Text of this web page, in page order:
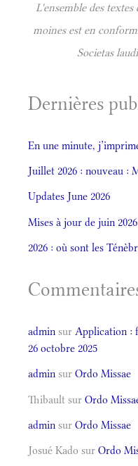
L'ensemble des
moines est en
Societas
Dernières
En une minute,
Juillet 2026 : nouveau :
Updates June 2026
Mises à jour de juin 2026
2026 : où sont les
admin sur Application :
26 octobre 2025
admin sur Ordo Missae
Thibault sur Ordo
admin sur Ordo Missae
Josué Kado sur Ordo